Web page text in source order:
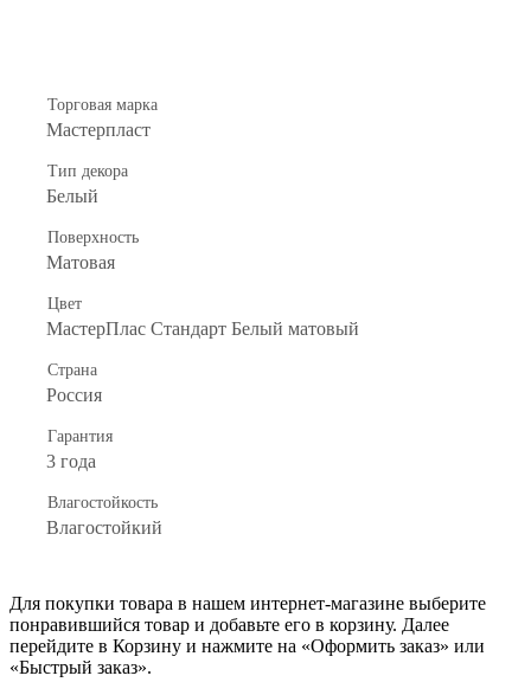
Торговая марка
Мастерпласт
Тип декора
Белый
Поверхность
Матовая
Цвет
МастерПлас Стандарт Белый матовый
Страна
Россия
Гарантия
3 года
Влагостойкость
Влагостойкий
Для покупки товара в нашем интернет-магазине выберите
понравившийся товар и добавьте его в корзину. Далее
перейдите в Корзину и нажмите на «Оформить заказ» или
«Быстрый заказ».